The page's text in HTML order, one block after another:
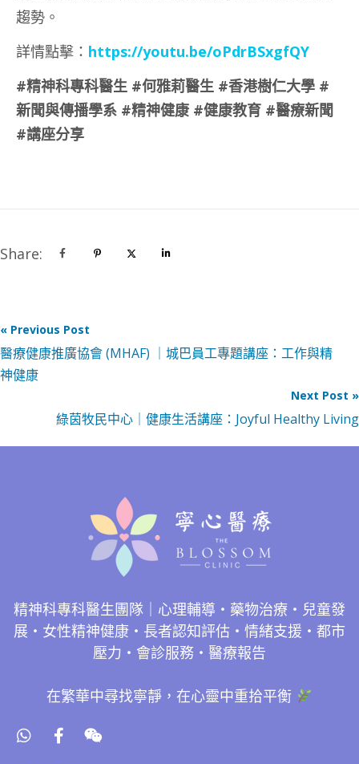
趨勢。
詳情點擊： https://youtu.be/oPdrBSxgfQY
#精神科專科醫生 #何雅莉醫生 #香港樹仁大學 #
新聞與傳播學系 #精神健康 #健康教育 #醫療新聞
#講座分享
Share:
« Previous Post
醫療健康推廣協會 (MHAF) ｜城巴員工專題講座：工作與精
神健康
Next Post »
綠茵牧民中心｜健康生活講座：Joyful Healthy Living
精神科專科醫生團隊｜心理輔導・藥物治療・兒童發
展・女性精神健康・長者認知評估・情緒支援・都市
壓力・會診服務・醫療報告
在繁華中尋找寧靜，在心靈中重拾平衡